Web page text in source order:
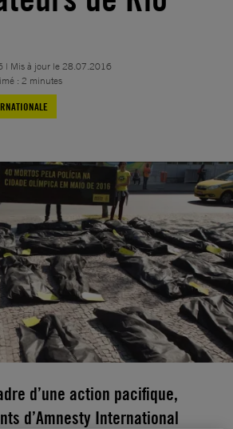
| Mis à jour le28.07.2016
: 2 minutes
d’une action pacifique,
d’Amnesty International